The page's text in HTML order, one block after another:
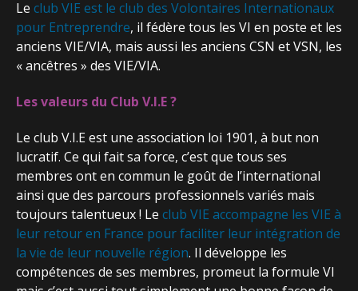
Le club VIE est le club des Volontaires Internationaux
pour Entreprendre, il fédère tous les VI en poste et les
anciens VIE/VIA, mais aussi les anciens CSN et VSN, les
« ancêtres » des VIE/VIA.
Les valeurs du Club V.I.E ?
Le club V.I.E est une association loi 1901, à but non
lucratif. Ce qui fait sa force, c’est que tous ses
membres ont en commun le goût de l’international
ainsi que des parcours professionnels variés mais
toujours talentueux ! Le club VIE accompagne les VIE à
leur retour en France pour faciliter leur intégration de
la vie de leur nouvelle région. Il développe les
compétences de ses membres, promeut la formule VI